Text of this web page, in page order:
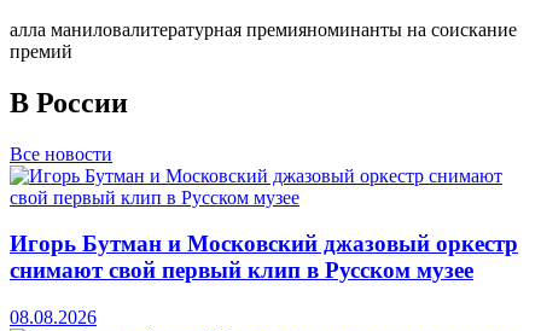
алла маниловалитературная премияноминанты на соискание
премий
В России
Все новости
Игорь Бутман и Московский джазовый оркестр
снимают свой первый клип в Русском музее
08.08.2026